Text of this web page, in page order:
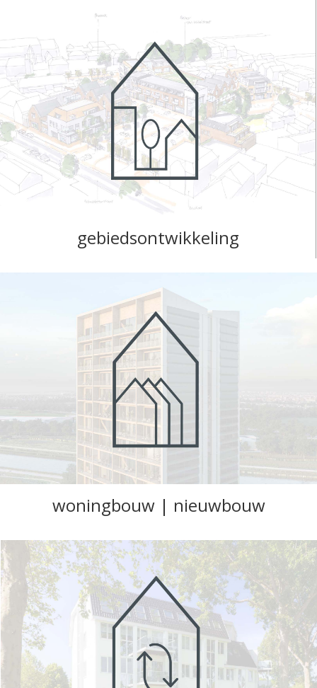
gebiedsontwikkeling
woningbouw | nieuwbouw